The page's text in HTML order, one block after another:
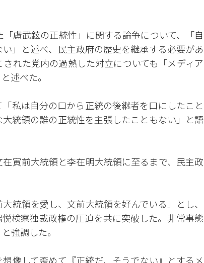
盧武鉉の正統性」に関する論争について、「自
」と述べ、民主政府の歴史を継承する必要があ
れた党内の過熱した対立についても「メディア
述べた。
私は自分の口から正統の後継者を口にしたこと
統領の誰の正統性を主張したこともない」と語
寅前大統領と李在明大統領に至るまで、民主政
統領を愛し、文前大統領を好んでいる」とし、
検察独裁政権の圧迫を共に突破した。非常事態
強調した。
像して歪めて『正統だ、そうでない』とするメ